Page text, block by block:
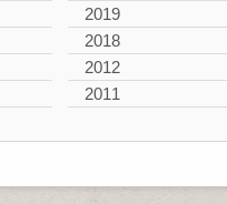
2019
2018
2012
2011